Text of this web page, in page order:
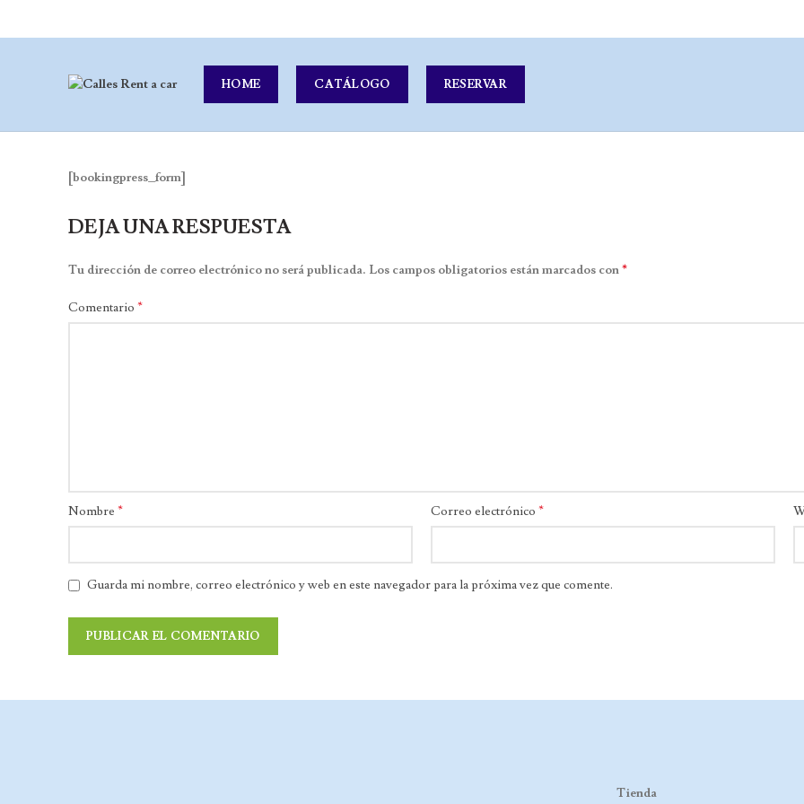
HOME CATÁLOGO RESERVAR
[bookingpress_form]
DEJA UNA RESPUESTA
Tu dirección de correo electrónico no será publicada. Los campos obligatorios están marcados con*
Comentario *
Nombre * Correo electrónico *
Guarda mi nombre, correo electrónico y web en este navegador para la próxima vez que comente.
Tienda